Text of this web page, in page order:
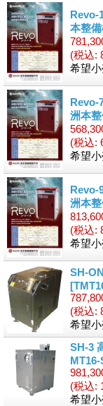
Revo-
本整
(税込:
希望
Revo-
洲本
(税込:
希望
Revo-
洲本
(税込:
希望
SH-
(税込:
希望
SH-3
(税込:
希望